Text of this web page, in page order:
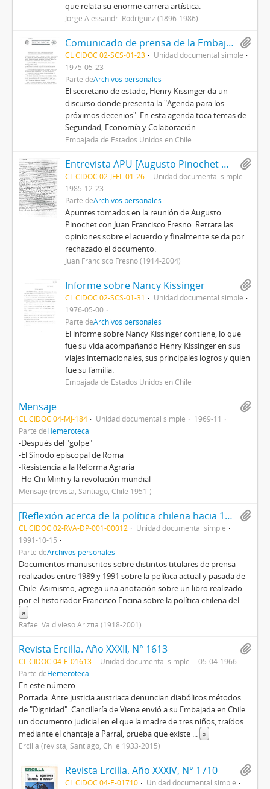
que relata su enorme carrera artística.
Jorge Alessandri Rodríguez (1896-1986)
Comunicado de prensa de la Embajada de EE.UU en Chile sobre el planteamiento de [Henry] Kissinger para el desarrollo de la política exterior de EE.UU
CL CIDOC 02-SCS-01-23
Unidad documental simple
1975-05-23
Parte deArchivos personales
El secretario de estado, Henry Kissinger da un
discurso donde presenta la "Agenda para los
próximos decenios". En esta agenda toca temas de:
Seguridad, Economía y Colaboración.
Embajada de Estados Unidos en Chile
Entrevista APU [Augusto Pinochet Ugarte] y JFFL [Juan Francisco Fresno Larraín]
CL CIDOC 02-JFFL-01-26
Unidad documental simple
1985-12-23
Parte deArchivos personales
Apuntes tomados en la reunión de Augusto
Pinochet con Juan Francisco Fresno. Retrata las
opiniones sobre el acuerdo y finalmente se da por
rechazado el documento.
Juan Francisco Fresno (1914-2004)
Informe sobre Nancy Kissinger
CL CIDOC 02-SCS-01-31
Unidad documental simple
1976-05-00
Parte deArchivos personales
El informe sobre Nancy Kissinger contiene, lo que
fue su vida acompañando Henry Kissinger en sus
viajes internacionales, sus principales logros y quien
fue su familia.
Embajada de Estados Unidos en Chile
Mensaje
CL CIDOC 04-MJ-184 Unidad documental simple
1969-11
Parte deHemeroteca
-Después del "golpe"
-El Sínodo episcopal de Roma
-Resistencia a la Reforma Agraria
-Ho Chi Minh y la revolución mundial
Mensaje (revista, Santiago, Chile 1951-)
[Reflexión acerca de la política chilena hacia 1990 según los titulares de prensa y sobre un libro]
CL CIDOC 02-RVA-DP-001-00012
Unidad documental simple
1991-10-15
Parte deArchivos personales
Documentos manuscritos sobre distintos titulares de prensa
realizados entre 1989 y 1991 sobre la política actual y pasada de
Chile. Asimismo, agrega una anotación sobre un libro realizado
por el historiador Francisco Encina sobre la política chilena del ...
»
Rafael Valdivieso Ariztía (1918-2001)
Revista Ercilla. Año XXXII, N° 1613
CL CIDOC 04-E-01613 Unidad documental simple
05-04-1966
Parte deHemeroteca
En este número:
Portada: Ante justicia austriaca denuncian diabólicos métodos
de "Dignidad". Cancillería de Viena envió a su Embajada en Chile
un documento judicial en el que la madre de tres niños, traídos
mediante el chantaje a Parral, prueba que existe ... »
Ercilla (revista, Santiago, Chile 1933-2015)
Revista Ercilla. Año XXXIV, N° 1710
CL CIDOC 04-E-01710 Unidad documental simple